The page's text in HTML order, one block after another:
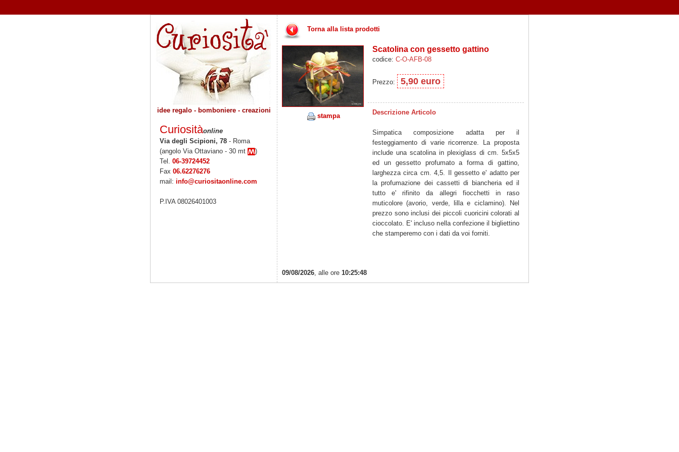
idee regalo - bomboniere - creazioni
Curiositàonline
Via degli Scipioni, 78 - Roma
(angolo Via Ottaviano - 30 mt
)
Tel. 06-39724452
Fax 06.62276276
mail: info@curiositaonline.com
P.IVA 08026401003
Torna alla lista prodotti
stampa
Scatolina con gessetto gattino
codice: C-O-AFB-08
Prezzo: 5,90 euro
Descrizione Articolo
Simpatica composizione adatta per il
festeggiamento di varie ricorrenze. La proposta
include una scatolina in plexiglass di cm. 5x5x5
ed un gessetto profumato a forma di gattino,
larghezza circa cm. 4,5. Il gessetto e' adatto per
la profumazione dei cassetti di biancheria ed il
tutto e' rifinito da allegri fiocchetti in raso
muticolore (avorio, verde, lilla e ciclamino). Nel
prezzo sono inclusi dei piccoli cuoricini colorati al
cioccolato. E' incluso nella confezione il bigliettino
che stamperemo con i dati da voi forniti.
09/08/2026, alle ore 10:25:48